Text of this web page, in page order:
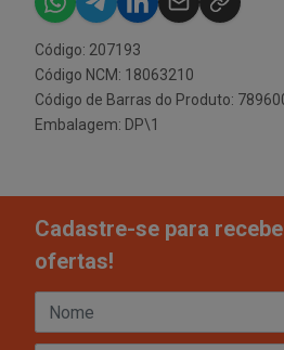
Código: 207193
Código NCM: 18063210
Código de Barras do Produto:
Embalagem: DP\1
Cadastre-se para
ofertas!